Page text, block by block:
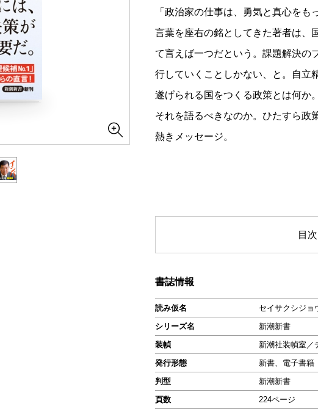
「政治家の仕事は、勇気と真心を
言葉を座右の銘としてきた著者は、
て言えば一つだという。課題解決の
行していくことしかない、と。自立
遂げられる国をつくる政策とは何か
それを語るべきなのか。ひたすら政
熱きメッセージ。
目次
書誌情報
読み仮名
セイサクシジョ
シリーズ名
新潮新書
装幀
新潮社装幀室／
発行形態
新書、電子書籍
判型
新潮新書
頁数
224ページ